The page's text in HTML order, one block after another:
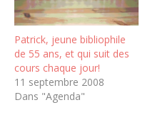
Patrick, jeune bibliophile
de 55 ans, et qui suit des
cours chaque jour!
11 septembre 2008
Dans "Agenda"